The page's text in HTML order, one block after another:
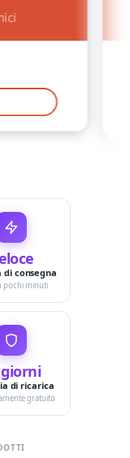
di consegna
pochi minuti
di ricarica
gratuito